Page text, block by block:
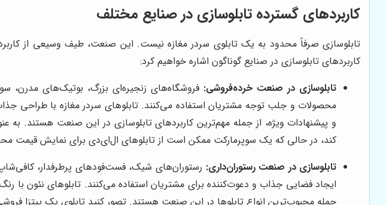
کاربردهای گسترده تابلوسازی در صنایع مختلف
تابلوسازی صرفاً محدود به یک تابلوی سردر مغازه نیست. این صنعت، طیف وسیعی از
کاربردهای تابلوسازی در صنایع گوناگون اشاره خواهیم کرد:
تابلوسازی در صنعت خرده‌فروشی: فروشگاه‌های زنجیره‌ای بزرگ، بوتیک‌های مدرن،
محصولات و جلب توجه مشتریان استفاده می‌کنند. تابلوهای سردر مغازه با طراحی
و پیشنهادات ویژه، از جمله مهم‌ترین کاربردهای تابلوسازی در این صنعت هستند. به
کند، در حالی که یک سوپرمارکت ممکن است از تابلوهای ال‌ای‌دی برای نمایش قیمت
تابلوسازی در صنعت رستوران‌داری: رستوران‌های شیک، فست‌فودهای پرطرفدار،
ایجاد فضایی جذاب و دعوت‌کننده برای مشتریان استفاده می‌کنند. تابلوهای نئون با
جمله محبوب‌ترین انواع تابلوها در این صنعت هستند. تصور کنید تابلوی یک پیتزا